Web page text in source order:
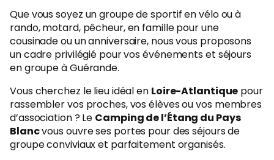
Que vous soyez un groupe de sportif en vélo ou à
rando, motard, pêcheur, en famille pour une
cousinade ou un anniversaire, nous vous proposons
un cadre privilégié pour vos événements et séjours
en groupe à Guérande.
Vous cherchez le lieu idéal en Loire-Atlantique pour
rassembler vos proches, vos élèves ou vos membres
d’association ? Le Camping de l’Étang du Pays
Blancvous ouvre ses portes pour des séjours de
groupe conviviaux et parfaitement organisés.